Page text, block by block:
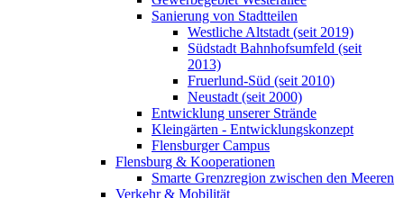
Sanierung von Stadtteilen
Westliche Altstadt (seit 2019)
Südstadt Bahnhofsumfeld (seit
2013)
Fruerlund-Süd (seit 2010)
Neustadt (seit 2000)
Entwicklung unserer Strände
Kleingärten - Entwicklungskonzept
Flensburger Campus
Flensburg & Kooperationen
Smarte Grenzregion zwischen den Meeren
Verkehr & Mobilität